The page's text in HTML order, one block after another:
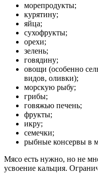
морепродукты;
курятину;
яйца;
сухофрукты;
орехи;
зелень;
говядину;
овощи (особенно
видов, оливки);
морскую рыбу;
грибы;
говяжью печень;
фрукты;
икру;
семечки;
рыбные консервы в
Мясо есть нужно, но не
усвоение кальция.